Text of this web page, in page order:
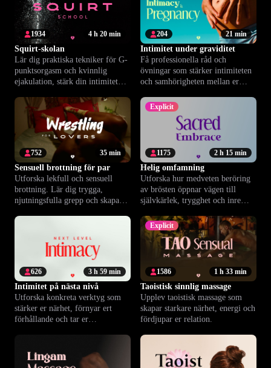
4 h 20 min
1934
Squirt-skolan
Lär dig praktiska tekniker för G-
punktsorgasm och kvinnlig
ejakulation, stärk din intimitet
21 min
204
Intimitet under graviditet
Få professionella råd och
övningar som stärker intimiteten
och samhörigheten mellan er
35 min
752
Sensuell brottning för par
Utforska lekfull och sensuell
brottning. Lär dig trygga,
njutningsfulla grepp och skapa
Explicit
2 h 15 min
1175
Helig omfamning
Utforska hur medveten beröring
av brösten öppnar vägen till
självkärlek, trygghet och inre
3 h 59 min
626
Intimitet på nästa nivå
Utforska konkreta verktyg som
stärker er närhet, förnyar ert
förhållande och tar er
Explicit
1 h 33 min
1586
Taoistisk sinnlig massage
Upplev taoistisk massage som
skapar starkare närhet, energi och
fördjupar er relation.